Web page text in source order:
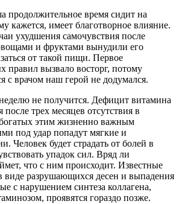
продолжительное время сидит на
кажется, имеет благотворное влияние.
ухудшения самочувствия после
и фруктами вынудили его
от такой пищи. Первое
правил вызвало восторг, потому
с врачом наш герой не додумался.
не получится. Дефицит витамина
после трех месяцев отсутствия в
этим жизненно важным
под удар попадут мягкие и
Человек будет страдать от болей в
упадок сил. Вряд ли
что с ним происходит. Известные
разрушающихся десен и выпадения
с нарушением синтеза коллагена,
проявятся гораздо позже.